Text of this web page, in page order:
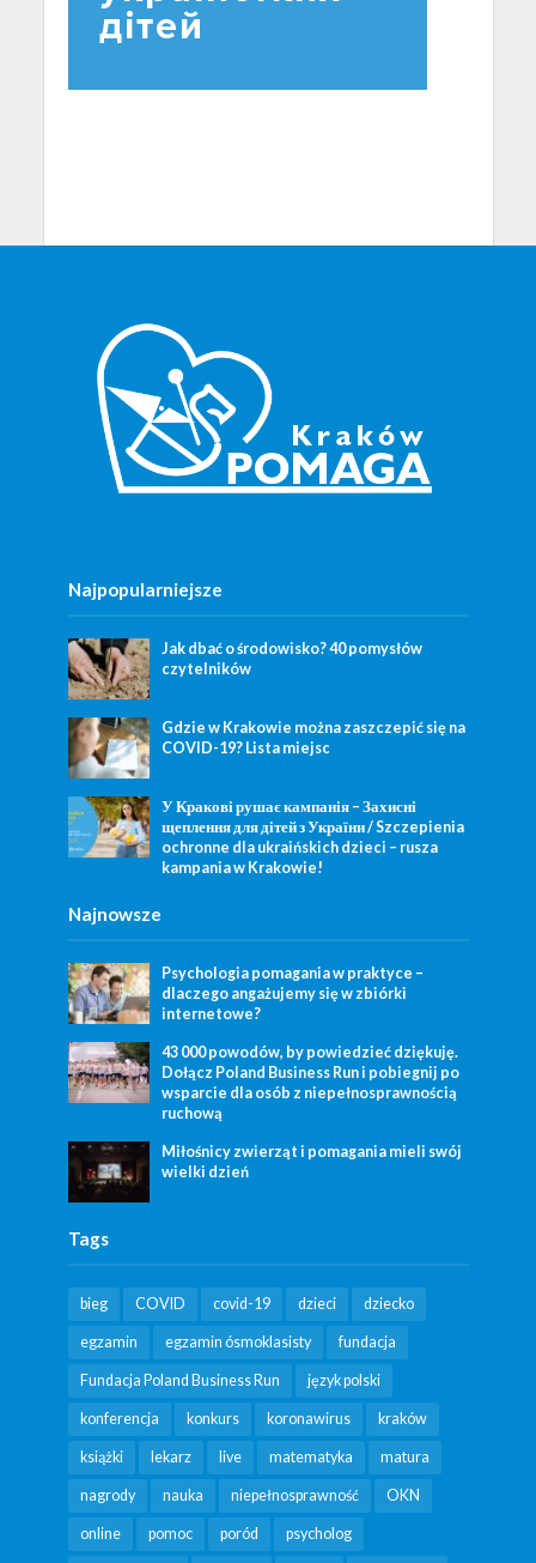
Najpopularniejsze
Jak dbać o środowisko? 40 pomysłów
czytelników
Gdzie w Krakowie można zaszczepić się na
COVID-19? Lista miejsc
У Кракові рушає кампанія – Захисні
щеплення для дітей з України / Szczepienia
ochronne dla ukraińskich dzieci – rusza
kampania w Krakowie!
Najnowsze
Psychologia pomagania w praktyce –
dlaczego angażujemy się w zbiórki
internetowe?
43 000 powodów, by powiedzieć dziękuję.
Dołącz Poland Business Run i pobiegnij po
wsparcie dla osób z niepełnosprawnością
ruchową
Miłośnicy zwierząt i pomagania mieli swój
wielki dzień
Tags
bieg COVID covid-19 dzieci dziecko
egzamin egzamin ósmoklasisty fundacja
Fundacja Poland Business Run język polski
konferencja konkurs koronawirus kraków
książki lekarz live matematyka matura
nagrody nauka niepełnosprawność OKN
online pomoc poród psycholog